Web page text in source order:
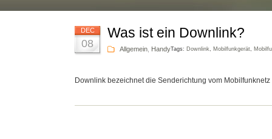
DEC
08
Was ist ein Downlink?
Tags: Downlink, Mobilfunkgerät,
Allgemein Handy
Downlink bezeichnet die Senderichtung vom